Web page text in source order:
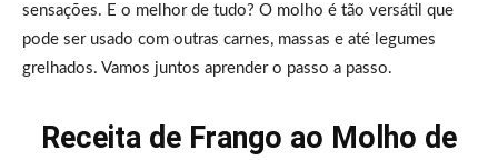
sensações. E o melhor de tudo? O molho é tão versátil que
pode ser usado com outras carnes, massas e até legumes
grelhados. Vamos juntos aprender o passo a passo.
Receita de Frango ao Molho de